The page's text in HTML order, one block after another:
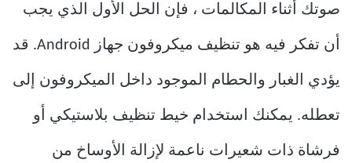
صوتك أثناء المكالمات ، فإن الحل الأول الذي يجب
أن تفكر فيه هو تنظيف ميكروفون جهاز Android. قد
يؤدي الغبار والحطام الموجود داخل الميكروفون إلى
تعطله. يمكنك استخدام خيط تنظيف بلاستيكي أو
فرشاة ذات شعيرات ناعمة لإزالة الأوساخ من